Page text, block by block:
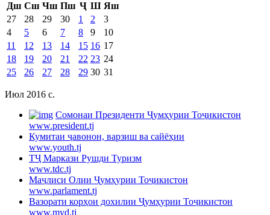
Дш Сш Чш Пш Ҷ Ш Яш
27
28 29 30 1 2
3
4
5 6 7 8 9
10
11
12 13 14 15 16 17
18
19 20 21 22 23 24
25
26 27 28 29 30 31
Июл 2016 c.
Cомонаи Президенти Ҷумҳурии Тоҷикистон
www.president.tj
Кумитаи ҷавонон, варзиш ва сайёҳии
www.youth.tj
ТҶ Маркази Рушди Туризм
www.tdc.tj
Маҷлиси Олии Ҷумҳурии Тоҷикистон
www.parlament.tj
Вазорати корҳои дохилии Ҷумҳурии Тоҷикистон
www.mvd.tj